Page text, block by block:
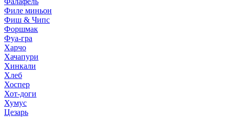
Филе миньон
Фиш & Чипс
Форшмак
Фуа-гра
Харчо
Хачапури
Хинкали
Хлеб
Хоспер
Хот-доги
Хумус
Цезарь